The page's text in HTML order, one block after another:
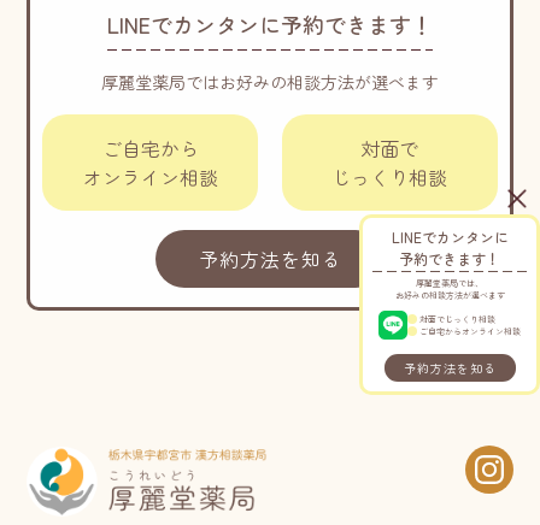
LINEでカンタンに
予約できます！
厚麗堂薬局では、
お好みの相談方法が選べます
対面でじっくり相談
ご自宅からオンライン相談
予約方法を知る
LINEでカンタンに予約できます！
厚麗堂薬局ではお好みの相談方法が選べます
ご自宅から
オンライン相談
対面で
じっくり相談
予約方法を知る